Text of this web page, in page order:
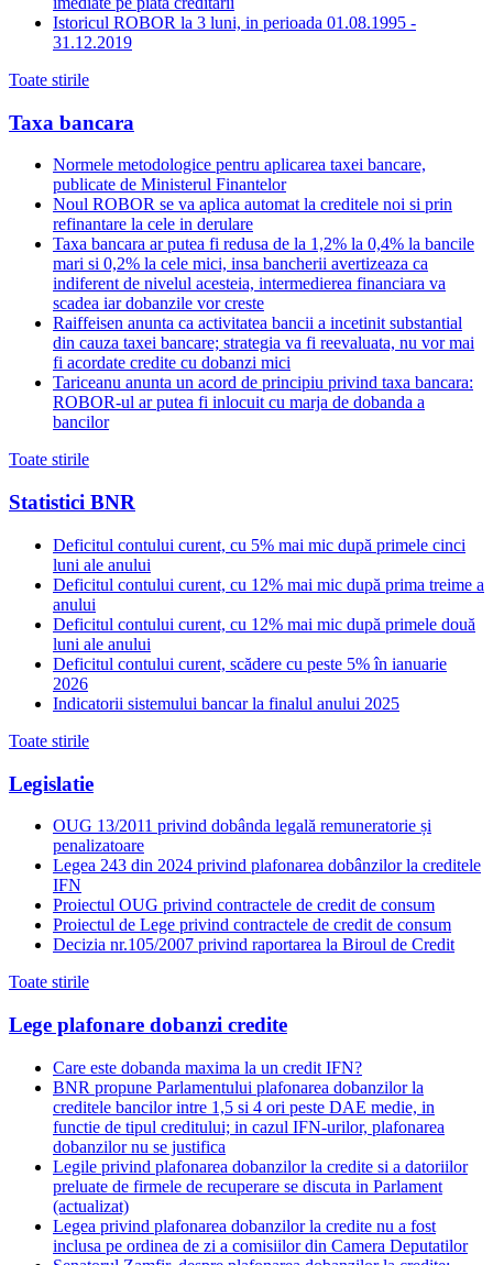
Istoricul ROBOR la 3 luni, in perioada 01.08.1995 -
31.12.2019
Toate stirile
Taxa bancara
Normele metodologice pentru aplicarea taxei bancare,
publicate de Ministerul Finantelor
Noul ROBOR se va aplica automat la creditele noi si prin
refinantare la cele in derulare
Taxa bancara ar putea fi redusa de la 1,2% la 0,4% la bancile
mari si 0,2% la cele mici, insa bancherii avertizeaza ca
indiferent de nivelul acesteia, intermedierea financiara va
scadea iar dobanzile vor creste
Raiffeisen anunta ca activitatea bancii a incetinit substantial
din cauza taxei bancare; strategia va fi reevaluata, nu vor mai
fi acordate credite cu dobanzi mici
Tariceanu anunta un acord de principiu privind taxa bancara:
ROBOR-ul ar putea fi inlocuit cu marja de dobanda a
bancilor
Toate stirile
Statistici BNR
Deficitul contului curent, cu 5% mai mic după primele cinci
luni ale anului
Deficitul contului curent, cu 12% mai mic după prima treime a
anului
Deficitul contului curent, cu 12% mai mic după primele două
luni ale anului
Deficitul contului curent, scădere cu peste 5% în ianuarie
2026
Indicatorii sistemului bancar la finalul anului 2025
Toate stirile
Legislatie
OUG 13/2011 privind dobânda legală remuneratorie și
penalizatoare
Legea 243 din 2024 privind plafonarea dobânzilor la creditele
IFN
Proiectul OUG privind contractele de credit de consum
Proiectul de Lege privind contractele de credit de consum
Decizia nr.105/2007 privind raportarea la Biroul de Credit
Toate stirile
Lege plafonare dobanzi credite
Care este dobanda maxima la un credit IFN?
BNR propune Parlamentului plafonarea dobanzilor la
creditele bancilor intre 1,5 si 4 ori peste DAE medie, in
functie de tipul creditului; in cazul IFN-urilor, plafonarea
dobanzilor nu se justifica
Legile privind plafonarea dobanzilor la credite si a datoriilor
preluate de firmele de recuperare se discuta in Parlament
(actualizat)
Legea privind plafonarea dobanzilor la credite nu a fost
inclusa pe ordinea de zi a comisiilor din Camera Deputatilor